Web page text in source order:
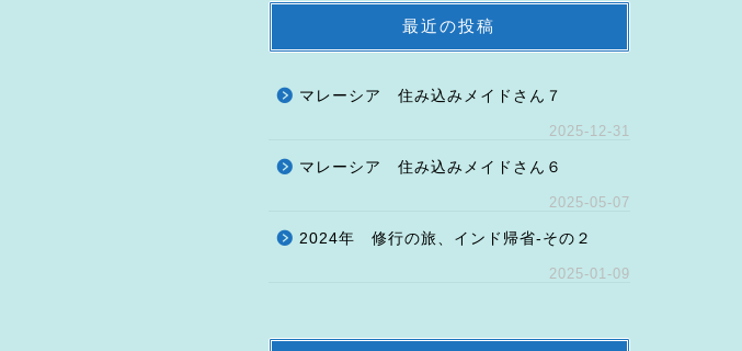
最近の投稿
マレーシア 住み込みメイドさん７
2025-12-31
マレーシア 住み込みメイドさん６
2025-05-07
2024年 修行の旅、インド帰省-その２
2025-01-09